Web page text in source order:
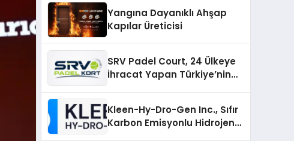
Yangına Dayanıklı Ahşap
Kapılar Üreticisi
SRV Padel Court, 24 Ülkeye
İhracat Yapan Türkiye’nin
Kleen-Hy-Dro-Gen Inc., Sıfır
Karbon Emisyonlu Hidrojen